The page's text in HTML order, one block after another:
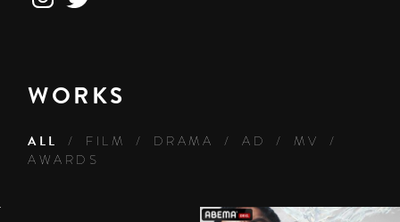
WORKS
ALL FILM DRAMA AD
MV
AWARDS